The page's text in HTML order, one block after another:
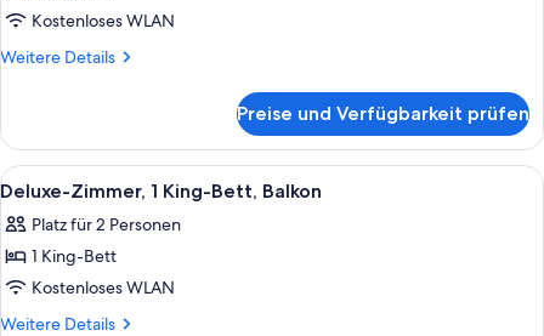
1 King-
Bett,
anzeigen
Kostenloses WLAN
Weitere Details
Weitere
Zimmer,
1 King-
Bett,
(Waterfront)
Preise und Verfügbarkeit prüfen
Alle
Fotos
für
Deluxe-
Zimmer,
1 King-
Ein Hotelzimmer mit einem Bett,
5
Deluxe-Zimmer, 1 King-Bett, Balkon
Platz für 2 Personen
1 King-Bett
Kostenloses WLAN
Weitere Details
Weitere